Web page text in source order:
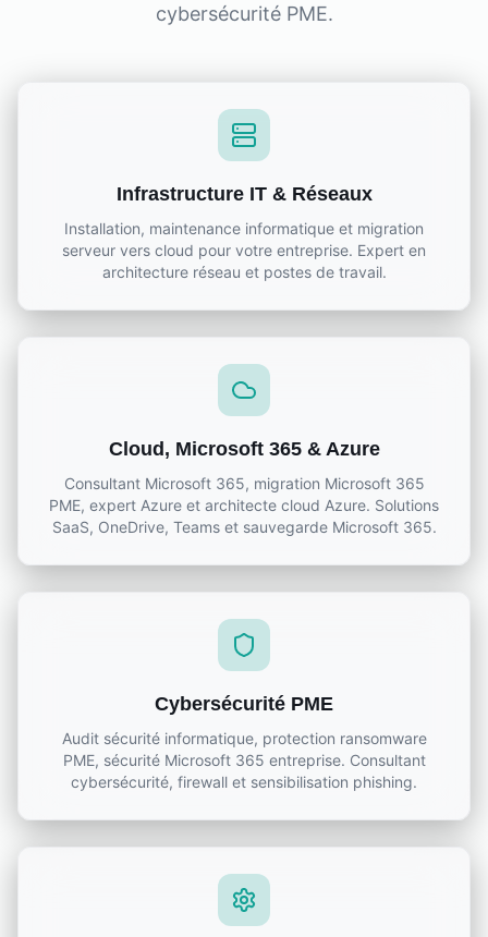
cybersécurité PME.
Infrastructure IT & Réseaux
Installation, maintenance informatique et migration
serveur vers cloud pour votre entreprise. Expert en
architecture réseau et postes de travail.
Cloud, Microsoft 365 & Azure
Consultant Microsoft 365, migration Microsoft 365
PME, expert Azure et architecte cloud Azure. Solutions
SaaS, OneDrive, Teams et sauvegarde Microsoft 365.
Cybersécurité PME
Audit sécurité informatique, protection ransomware
PME, sécurité Microsoft 365 entreprise. Consultant
cybersécurité, firewall et sensibilisation phishing.